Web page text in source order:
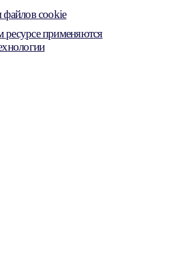
файлов cookie
применяются